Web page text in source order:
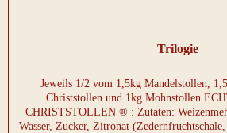
Trilogie
Jeweils 1/2 vom 1,5kg Mandelstollen,
Christstollen und 1kg Mohnstollen
CHRISTSTOLLEN ® : Zutaten:
Wasser, Zucker, Zitronat (Zedernfruchtschale,